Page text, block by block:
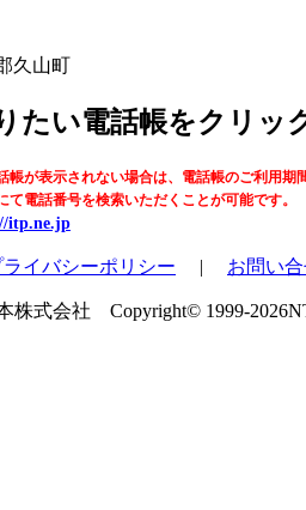
久山町
たい電話帳をクリッ
帳が表示されない場合は、電話帳のご利用期
電話番号を検索いただくことが可能です。
itp.ne.jp
ライバシーポリシー | お問い
株式会社 Copyright© 1999-